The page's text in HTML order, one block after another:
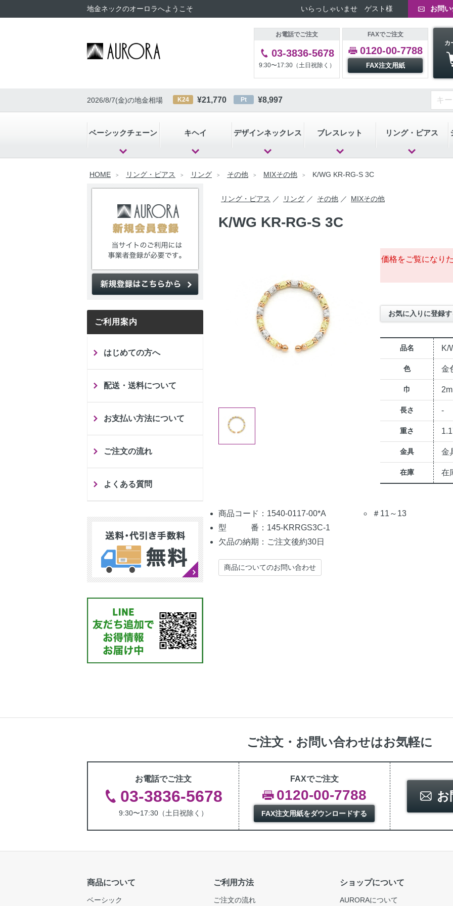
地金ネックのオーロラへようこそ いらっしゃいませ ゲスト様 お問
お電話でご注文
03-3836-5678
9:30〜17:30（土日祝除く）
FAXでご注文
0120-00-7788
FAX注文用紙
カ
2026/8/7(金)の地金相場 K24 ¥21,770 Pt ¥8,997
ベーシックチェーン キヘイ デザインネックレス ブレスレット リング・ピアス
HOME リング・ピアス リング その他 MIXその他 K/WG KR-RG-S 3C
リング・ピアス リング その他 MIXその他
K/WG KR-RG-S 3C
価格をご覧になり
お気に入りに登録
品名 K/
色 金
巾
長さ -
重さ
金具 金
在庫 在
商品コード：1540-0117-00*A
型 番：145-KRRGS3C-1
欠品の納期：ご注文後約30日
＃11～13
商品についてのお問い合わせ
ご利用案内
はじめての方へ
配送・送料について
お支払い方法について
ご注文の流れ
よくある質問
ご注文・お問い合わせはお気軽に
お電話でご注文
03-3836-5678
9:30〜17:30（土日祝除く）
FAXでご注文
0120-00-7788
FAX注文用紙をダウンロードする
お
商品について
ベーシック
ご利用方法
ご注文の流れ
ショップについて
AURORAについて